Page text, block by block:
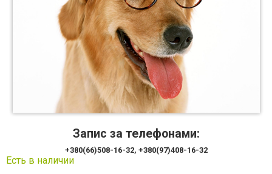
Запис за телефонами:
+380(66)508-16-32, +380(97)408-16-32
Есть в наличии